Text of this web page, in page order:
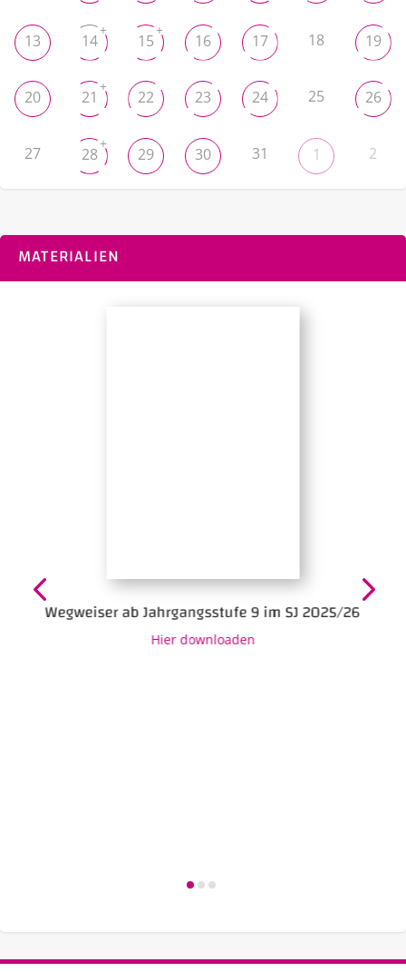
13 14
+
15
+
16 17 18 19
20 21
+
22 23 24 25 26
27 28
+
29 30 31 1 2
MATERIALIEN
Wegweiser ab Jahrgangsstufe 9 im SJ 2025/26
Hier downloaden